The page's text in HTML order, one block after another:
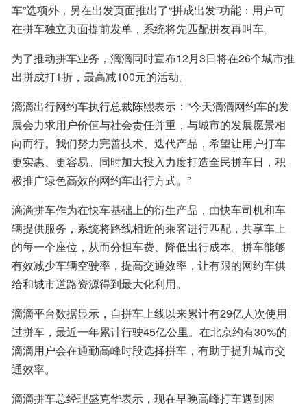
车”选项外，另在出发页面推出了“拼成出发”功能：用户可
在拼车独立页面提前发单，系统将先匹配拼友再叫车。
为了推动拼车业务，滴滴同时宣布12月3日将在26个城市推
出拼成打1折，最高减100元的活动。
滴滴出行网约车执行总裁陈熙表示：“今天滴滴网约车的发
展会力求用户价值与社会责任并重，与城市的发展愿景相
向而行。我们努力完善技术、迭代产品，希望让用户打车
更实惠、更容易。同时加大投入力度打造全民拼车日，积
极推广绿色高效的网约车出行方式。”
滴滴拼车作为在快车基础上的衍生产品，由快车司机和车
辆提供服务，系统将路线相近的乘客进行匹配，共享车上
的每一个座位，从而分担车费、降低出行成本。拼车能够
有效减少车辆空驶率，提高交通效率，让有限的网约车供
给和城市道路资源得到最大化利用。
滴滴平台数据显示，自拼车上线以来累计有29亿人次使用
过拼车，最近一年累计行驶45亿公里。在北京约有30%的
滴滴用户会在通勤高峰时段选择拼车，有助于提升城市交
通效率。
滴滴拼车总经理盛克华表示，现在早晚高峰打车遇到困